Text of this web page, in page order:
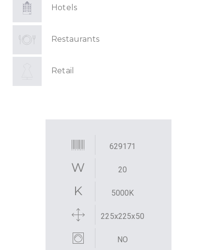
Hotels
Restaurants
Retail
629171
20
5000K
225x225x50
NO